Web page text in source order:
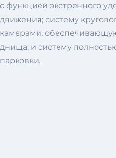
с функцией экстренного
движения; систему
камерами,
днища; и систему
парковки.